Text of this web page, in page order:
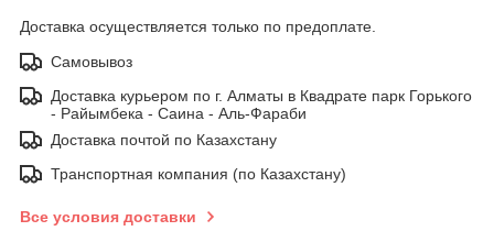
Доставка осуществляется только по предоплате.
Самовывоз
Доставка курьером по г. Алматы в Квадрате парк Горького
- Райымбека - Саина - Аль-Фараби
Доставка почтой по Казахстану
Транспортная компания (по Казахстану)
Все условия доставки